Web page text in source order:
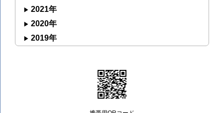
2021年
2020年
2019年